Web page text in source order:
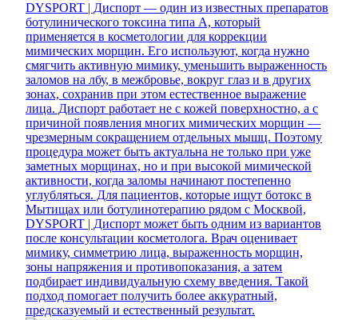
DYSPORT | Диспорт — один из известных препаратов
ботулинического токсина типа A, который
применяется в косметологии для коррекции
мимических морщин. Его используют, когда нужно
смягчить активную мимику, уменьшить выраженность
заломов на лбу, в межбровье, вокруг глаз и в других
зонах, сохранив при этом естественное выражение
лица. Диспорт работает не с кожей поверхностно, а с
причиной появления многих мимических морщин —
чрезмерным сокращением отдельных мышц. Поэтому
процедура может быть актуальна не только при уже
заметных морщинах, но и при высокой мимической
активности, когда заломы начинают постепенно
углубляться. Для пациентов, которые ищут ботокс в
Мытищах или ботулинотерапию рядом с Москвой,
DYSPORT | Диспорт может быть одним из вариантов
после консультации косметолога. Врач оценивает
мимику, симметрию лица, выраженность морщин,
зоны напряжения и противопоказания, а затем
подбирает индивидуальную схему введения. Такой
подход помогает получить более аккуратный,
предсказуемый и естественный результат.